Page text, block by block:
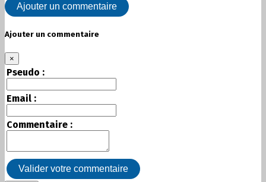
Ajouter un commentaire
Ajouter un commentaire
×
Pseudo :
Email :
Commentaire :
Valider votre commentaire